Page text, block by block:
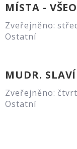
MÍSTA -
Zveřejněno:
Ostatní
MUDR.
Zveřejněno:
Ostatní